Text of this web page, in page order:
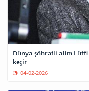
Dünya şöhrətli alim Lütfi
keçir
04-02-2026